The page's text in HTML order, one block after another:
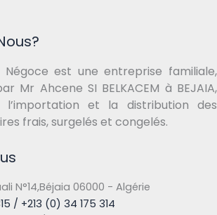
Négoce est une entreprise familiale,
Mr Ahcene SI BELKACEM à BEJAIA,
l’importation et la distribution des
frais, surgelés et congelés.
N°14,Béjaia 06000 - Algérie
/ +213 (0) 34 175 314